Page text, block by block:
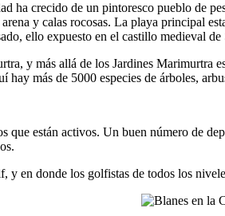
ha crecido de un pintoresco pueblo de
y calas rocosas. La playa principal
ello expuesto en el castillo medieval
y más allá de los Jardines
más de 5000 especies de árboles,
que están activos. Un buen número de
y en donde los golfistas de todos los